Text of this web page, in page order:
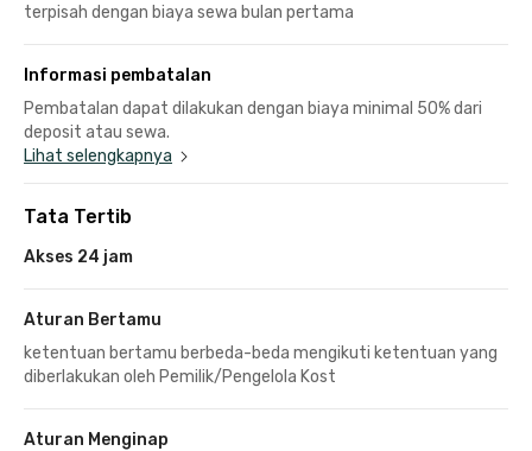
terpisah dengan biaya sewa bulan pertama
Informasi pembatalan
Pembatalan dapat dilakukan dengan biaya minimal 50% dari
deposit atau sewa.
Lihat selengkapnya
Tata Tertib
Akses 24 jam
Aturan Bertamu
ketentuan bertamu berbeda-beda mengikuti ketentuan yang
diberlakukan oleh Pemilik/Pengelola Kost
Aturan Menginap